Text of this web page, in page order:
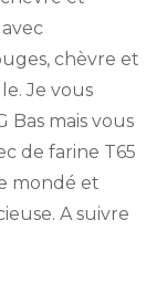
chèvre et
Je vous
Bas mais vous
de farine T65
mondé et
A suivre